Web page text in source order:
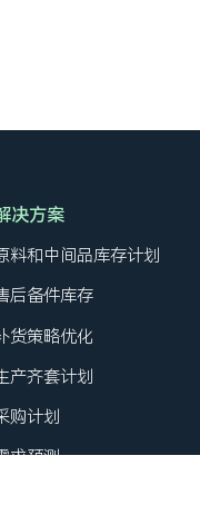
决方案
料和中间品库存计划
后备件库存
货策略优化
产齐套计划
购计划
求预测